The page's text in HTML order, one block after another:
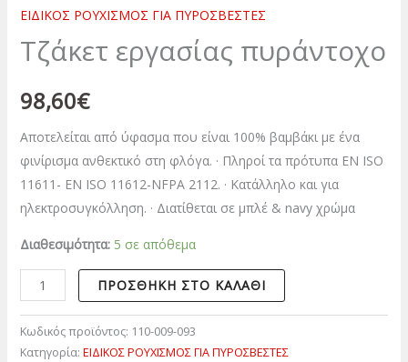
ΕΙΔΙΚΟΣ ΡΟΥΧΙΣΜΟΣ ΓΙΑ ΠΥΡΟΣΒΕΣΤΕΣ
Τζάκετ εργασίας πυράντοχο
98,60€
Αποτελείται από ύφασμα που είναι 100% βαμβάκι με ένα
φινίρισμα ανθεκτικό στη φλόγα. · Πληροί τα πρότυπα ΕΝ ISO
11611- EN ISO 11612-NFPA 2112. · Κατάλληλο και για
ηλεκτροσυγκόλληση. · Διατίθεται σε μπλέ & navy χρώμα
Διαθεσιμότητα: 5 σε απόθεμα
ΠΡΟΣΘΉΚΗ ΣΤΟ ΚΑΛΆΘΙ
Κωδικός προϊόντος: 110-009-093
Κατηγορία: ΕΙΔΙΚΟΣ ΡΟΥΧΙΣΜΟΣ ΓΙΑ ΠΥΡΟΣΒΕΣΤΕΣ